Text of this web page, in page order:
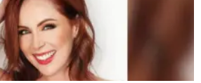
Compartir Noticia